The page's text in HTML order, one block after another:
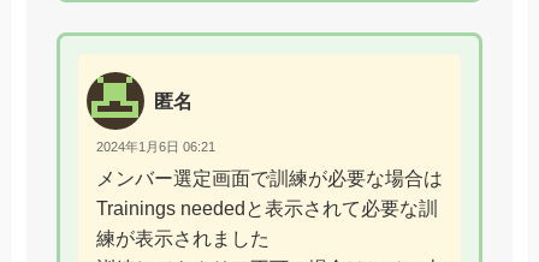
匿名
2024年1月6日 06:21
メンバー選定画面で訓練が必要な場合は
Trainings neededと表示されて必要な訓
練が表示されました